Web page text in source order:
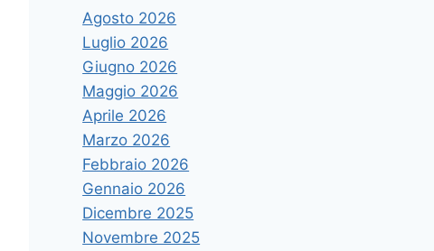
Agosto 2026
Luglio 2026
Giugno 2026
Maggio 2026
Aprile 2026
Marzo 2026
Febbraio 2026
Gennaio 2026
Dicembre 2025
Novembre 2025